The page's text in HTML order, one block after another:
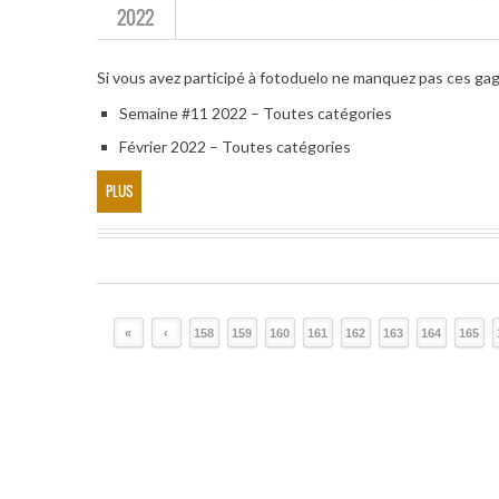
2022
Si vous avez participé à fotoduelo ne manquez pas ces
Semaine #11 2022 – Toutes catégories
Février 2022 – Toutes catégories
PLUS
« ‹ 158 159 160 161 162 163 164 165